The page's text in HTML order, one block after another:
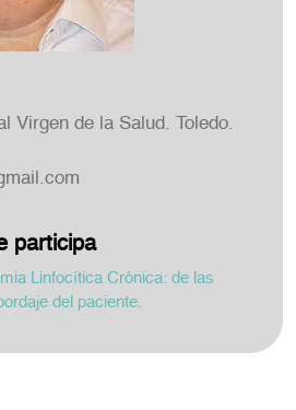
Virgen de la Salud. Toledo.
participa
Linfocítica Crónica: de las
del paciente.